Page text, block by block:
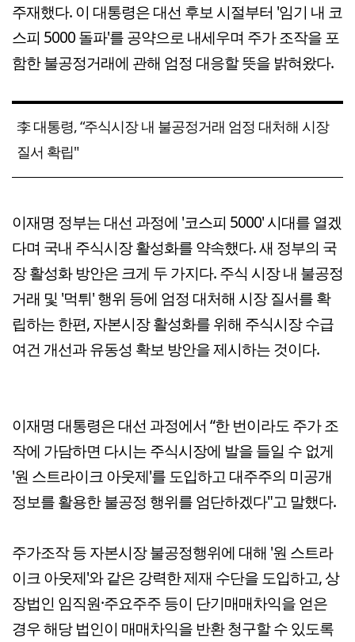
주재했다. 이 대통령은 대선 후보 시절부터 '임기 내 코
스피 5000 돌파'를 공약으로 내세우며 주가 조작을 포
함한 불공정거래에 관해 엄정 대응할 뜻을 밝혀왔다.
李 대통령, “주식시장 내 불공정거래 엄정 대처해 시장
질서 확립"
이재명 정부는 대선 과정에 '코스피 5000' 시대를 열겠
다며 국내 주식시장 활성화를 약속했다. 새 정부의 국
장 활성화 방안은 크게 두 가지다. 주식 시장 내 불공정
거래 및 '먹튀' 행위 등에 엄정 대처해 시장 질서를 확
립하는 한편, 자본시장 활성화를 위해 주식시장 수급
여건 개선과 유동성 확보 방안을 제시하는 것이다.
이재명 대통령은 대선 과정에서 “한 번이라도 주가 조
작에 가담하면 다시는 주식시장에 발을 들일 수 없게
'원 스트라이크 아웃제'를 도입하고 대주주의 미공개
정보를 활용한 불공정 행위를 엄단하겠다"고 말했다.
주가조작 등 자본시장 불공정행위에 대해 '원 스트라
이크 아웃제'와 같은 강력한 제재 수단을 도입하고, 상
장법인 임직원·주요주주 등이 단기매매차익을 얻은
경우 해당 법인이 매매차익을 반환 청구할 수 있도록